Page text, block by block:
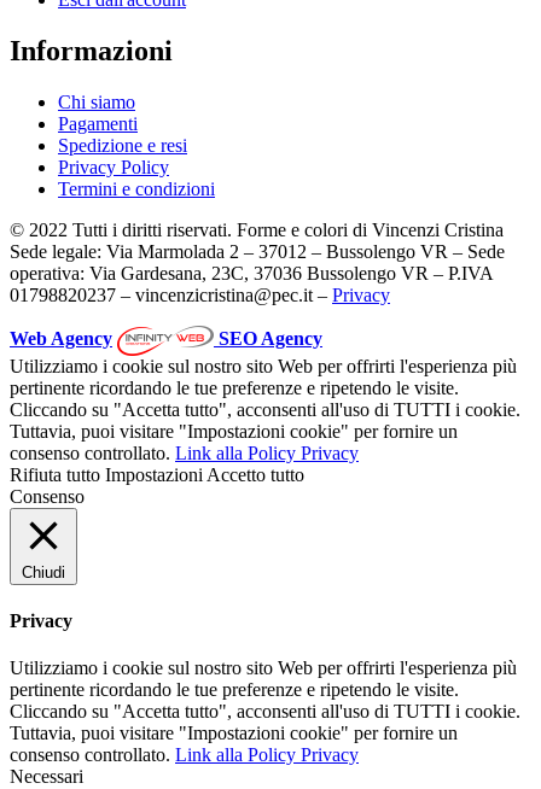
Informazioni
Chi siamo
Pagamenti
Spedizione e resi
Privacy Policy
Termini e condizioni
© 2022 Tutti i diritti riservati. Forme e colori di Vincenzi Cristina
Sede legale: Via Marmolada 2 – 37012 – Bussolengo VR – Sede
operativa: Via Gardesana, 23C, 37036 Bussolengo VR – P.IVA
01798820237 – vincenzicristina@pec.it – Privacy
Web Agency
SEO Agency
Utilizziamo i cookie sul nostro sito Web per offrirti l'esperienza più
pertinente ricordando le tue preferenze e ripetendo le visite.
Cliccando su "Accetta tutto", acconsenti all'uso di TUTTI i cookie.
Tuttavia, puoi visitare "Impostazioni cookie" per fornire un
consenso controllato. Link alla Policy Privacy
Rifiuta tutto Impostazioni Accetto tutto
Consenso
Chiudi
Privacy
Utilizziamo i cookie sul nostro sito Web per offrirti l'esperienza più
pertinente ricordando le tue preferenze e ripetendo le visite.
Cliccando su "Accetta tutto", acconsenti all'uso di TUTTI i cookie.
Tuttavia, puoi visitare "Impostazioni cookie" per fornire un
consenso controllato. Link alla Policy Privacy
Necessari